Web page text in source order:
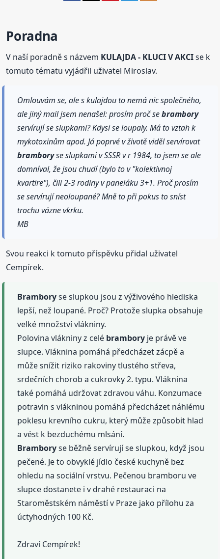
Poradna
V naší poradně s názvem KULAJDA - KLUCI V AKCIse k
tomuto tématu vyjádřil uživatel Miroslav.
Omlouvám se, ale s kulajdou to nemá nic společného,
ale jiný mail jsem nenašel: prosím proč sebrambory
servírují se slupkami? Kdysi se loupaly. Má to vztah k
mykotoxinům apod. Já poprvé v životě viděl servírovat
bramboryse slupkami v SSSR v r 1984, to jsem se ale
domníval, že jsou chudí (bylo to v "kolektivnoj
kvartire"), čili 2-3 rodiny v paneláku 3+1. Proč prosím
se servírují neoloupané? Mně to při pokus to sníst
trochu vázne vkrku.
MB
Svou reakci k tomuto příspěvku přidal uživatel
Cempírek.
Bramboryse slupkou jsou z výživového hlediska
lepší, než loupané. Proč? Protože slupka obsahuje
velké množství vlákniny.
Polovina vlákniny z celé brambory je právě ve
slupce. Vláknina pomáhá předcházet zácpě a
může snížit riziko rakoviny tlustého střeva,
srdečních chorob a cukrovky 2. typu. Vláknina
také pomáhá udržovat zdravou váhu. Konzumace
potravin s vlákninou pomáhá předcházet náhlému
poklesu krevního cukru, který může způsobit hlad
a vést k bezduchému mlsání.
Bramboryse běžně servírují se slupkou, když jsou
pečené. Je to obvyklé jídlo české kuchyně bez
ohledu na sociální vrstvu. Pečenou bramboru ve
slupce dostanete i v drahé restauraci na
Staroměstském náměstí v Praze jako přílohu za
úctyhodných 100 Kč.
Zdraví Cempírek!